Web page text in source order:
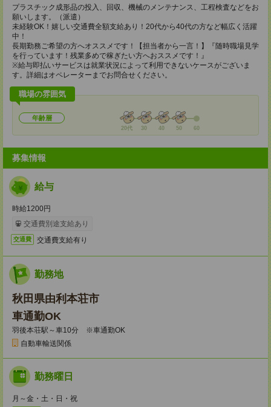
プラスチック成形品の投入、回収、機械のメンテナンス、工程検査などをお
願いします。（派遣）
未経験OK！嬉しい交通費全額支給あり！20代から40代の方など幅広く活躍
中！
長期勤務ご希望の方へオススメです！【担当者から一言！】『随時職場見学
を行っています！残業多めで稼ぎたい方へおススメです！』
※給与即払いサービスは就業状況によって利用できないケースがございま
す。詳細はオペレーターまでお問合せください。
職場の雰囲気
年齢層
20代 30 40 50 60
募集情報
給与
時給1200円
交通費別途支給あり
交通費 交通費支給有り
勤務地
秋田県由利本荘市
車通勤OK
羽後本荘駅～車10分 ※車通勤OK
自動車輸送関係
勤務曜日
月～金・土・日・祝